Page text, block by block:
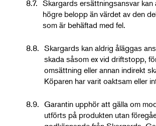
8.7. Skargards ersättningsansvar
högre belopp än värdet av den
som är behäftad med fel.
8.8. Skargards kan aldrig åläggas
skada såsom ex vid driftstopp,
omsättning eller annan indirekt
Köparen har varit oaktsam eller
8.9. Garantin upphör att gälla om
utförts på produkten utan